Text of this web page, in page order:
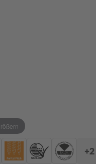
+2